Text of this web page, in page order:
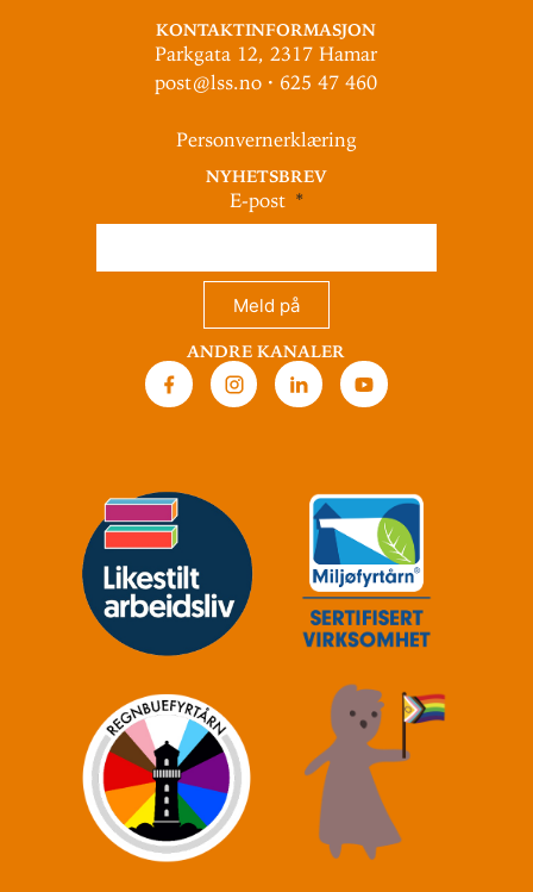
Kontaktinformasjon
Parkgata 12, 2317 Hamar
post@lss.no · 625 47 460
Personvernerklæring
Nyhetsbrev
E-post
Meld på
Andre kanaler